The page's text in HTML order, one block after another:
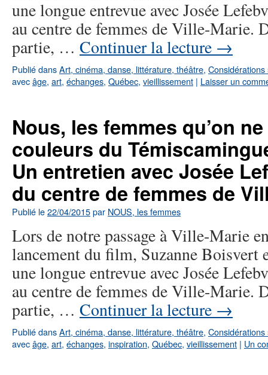
une longue entrevue avec Josée
au centre de femmes de Ville-Marie.
partie, … Continuer la lecture →
Publié dansArt, cinéma, danse, littérature, théâtre,
avecâge, art, échanges, Québec, vieillissement | Laisser un
Nous, les femmes qu’on
couleurs du
Un entretien avec Josée
du centre de femmes de
Publié le22/04/2015par NOUS, les femmes
Lors de notre passage à Ville-Marie
lancement du film, Suzanne Boisvert
une longue entrevue avec Josée
au centre de femmes de Ville-Marie.
partie, … Continuer la lecture →
Publié dansArt, cinéma, danse, littérature, théâtre,
avecâge, art, échanges, inspiration, Québec, vieillissement | Un